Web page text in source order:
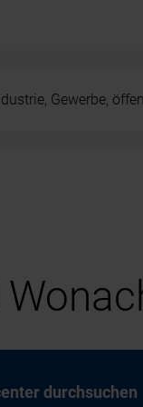
Gewerbe,
durchsuchen